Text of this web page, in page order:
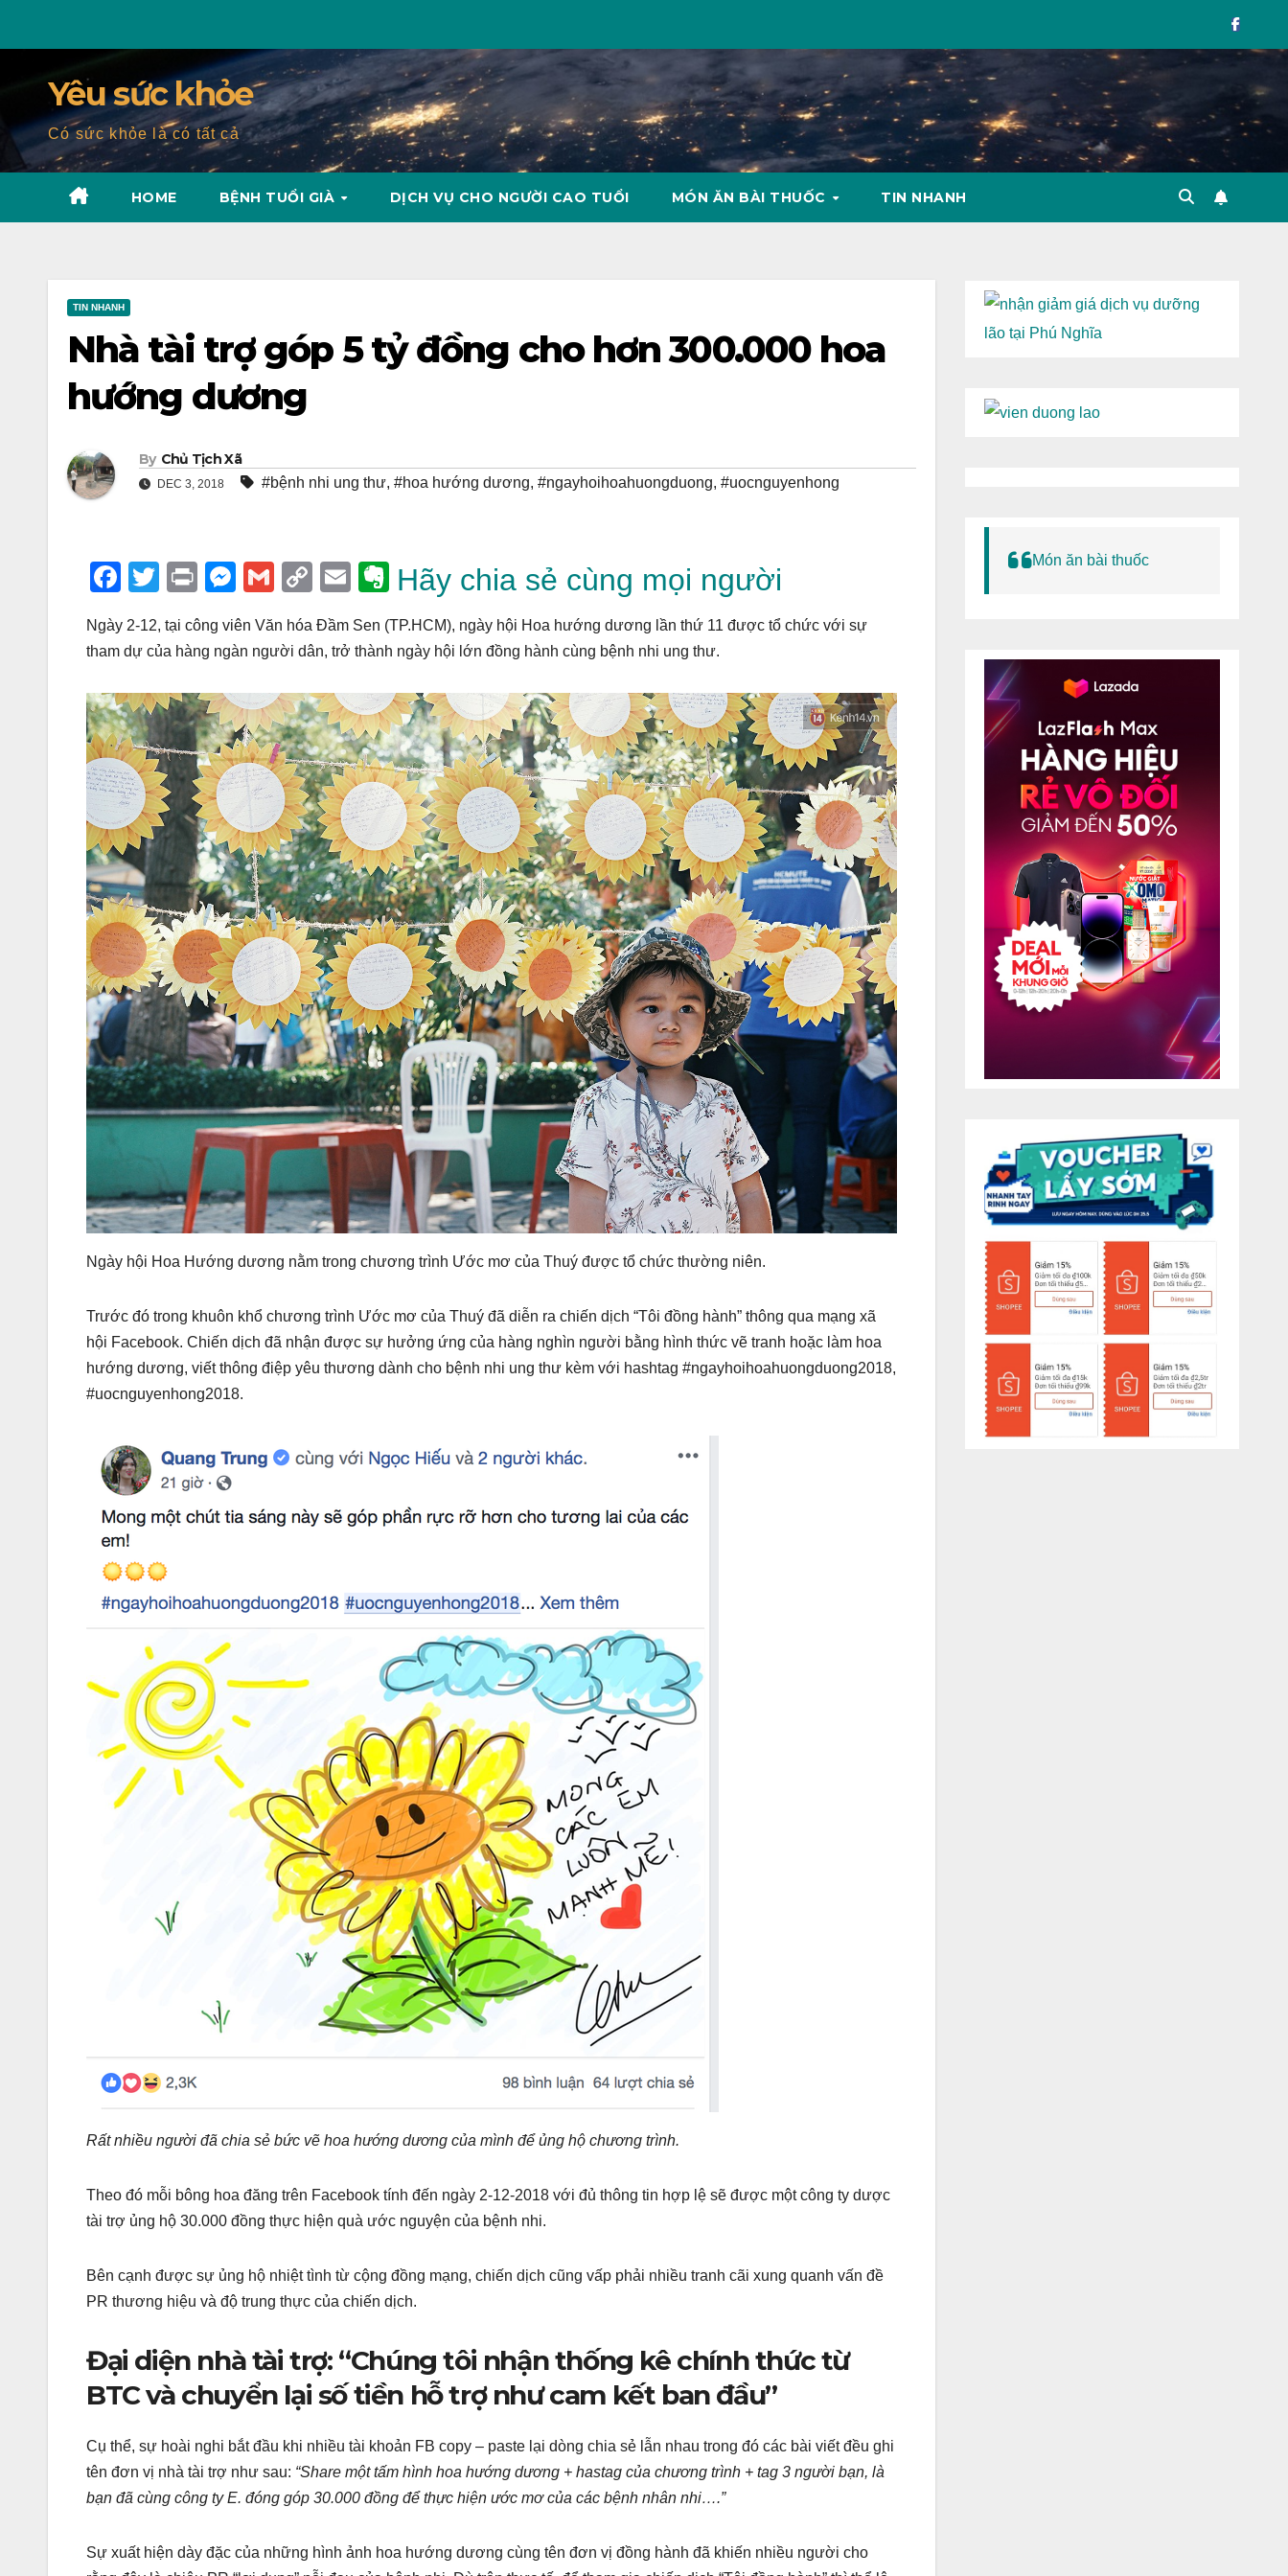
Yêu sức khỏe
Có sức khỏe là có tất cả
HOME BỆNH TUỔI GIÀ DỊCH VỤ CHO NGƯỜI CAO TUỔI MÓN ĂN BÀI THUỐC TIN NHANH
TIN NHANH
Nhà tài trợ góp 5 tỷ đồng cho hơn 300.000 hoa
hướng dương
By Chủ Tịch Xã
DEC 3, 2018 #bệnh nhi ung thư, #hoa hướng dương, #ngayhoihoahuongduong, #uocnguyenhong
F
c
e
b
o
o
k
T
tt
Pr
t
M
ss
n
g
er
G
ail
C
p
y
Li
n
k
E
ail
E
er
ot
e
Hãy chia sẻ cùng mọi người
Ngày 2-12, tại công viên Văn hóa Đầm Sen (TP.HCM), ngày hội Hoa hướng dương lần thứ 11 được tổ chức với sự
tham dự của hàng ngàn người dân, trở thành ngày hội lớn đồng hành cùng bệnh nhi ung thư.
Ngày hội Hoa Hướng dương nằm trong chương trình Ước mơ của Thuý được tổ chức thường niên.
Trước đó trong khuôn khổ chương trình Ước mơ của Thuý đã diễn ra chiến dịch “Tôi đồng hành” thông qua mạng xã
hội Facebook. Chiến dịch đã nhận được sự hưởng ứng của hàng nghìn người bằng hình thức vẽ tranh hoặc làm hoa
hướng dương, viết thông điệp yêu thương dành cho bệnh nhi ung thư kèm với hashtag #ngayhoihoahuongduong2018,
#uocnguyenhong2018.
Rất nhiều người đã chia sẻ bức vẽ hoa hướng dương của mình để ủng hộ chương trình.
Theo đó mỗi bông hoa đăng trên Facebook tính đến ngày 2-12-2018 với đủ thông tin hợp lệ sẽ được một công ty dược
tài trợ ủng hộ 30.000 đồng thực hiện quà ước nguyện của bệnh nhi.
Bên cạnh được sự ủng hộ nhiệt tình từ cộng đồng mạng, chiến dịch cũng vấp phải nhiều tranh cãi xung quanh vấn đề
PR thương hiệu và độ trung thực của chiến dịch.
Đại diện nhà tài trợ: “Chúng tôi nhận thống kê chính thức từ
BTC và chuyển lại số tiền hỗ trợ như cam kết ban đầu”
Cụ thể, sự hoài nghi bắt đầu khi nhiều tài khoản FB copy – paste lại dòng chia sẻ lẫn nhau trong đó các bài viết đều ghi
tên đơn vị nhà tài trợ như sau: “Share một tấm hình hoa hướng dương + hastag của chương trình + tag 3 người bạn, là
bạn đã cùng công ty E. đóng góp 30.000 đồng để thực hiện ước mơ của các bệnh nhân nhi….”
Sự xuất hiện dày đặc của những hình ảnh hoa hướng dương cùng tên đơn vị đồng hành đã khiến nhiều người cho
Món ăn bài thuốc